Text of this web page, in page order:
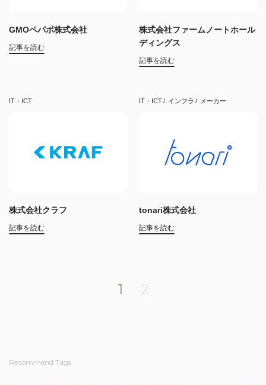
GMOペパボ株式会社
記事を読む
株式会社ファームノートホール
ディングス
記事を読む
IT・ICT
株式会社クラフ
記事を読む
IT・ICT インフラ メーカー
tonari株式会社
記事を読む
1
Recommend Tags